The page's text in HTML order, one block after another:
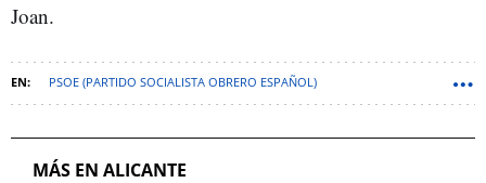
Joan.
PSOE (PARTIDO SOCIALISTA OBRERO ESPAÑOL)
MÁS EN ALICANTE